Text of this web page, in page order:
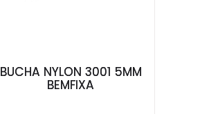
BUCHA NYLON 3001 5MM
BEMFIXA